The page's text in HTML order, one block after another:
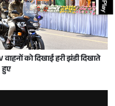
वाहनों को दिखाई हरी झंडी दिखाते
हुए